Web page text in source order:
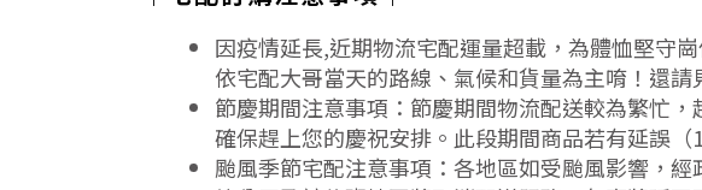
因疫情延長,近期物流宅配運量超載，為體恤堅守
依宅配大哥當天的路線、氣候和貨量為主唷！還
節慶期間注意事項：節慶期間物流配送較為繁忙
確保趕上您的慶祝安排。此段期間商品若有延誤
颱風季節宅配注意事項：各地區如受颱風影響，